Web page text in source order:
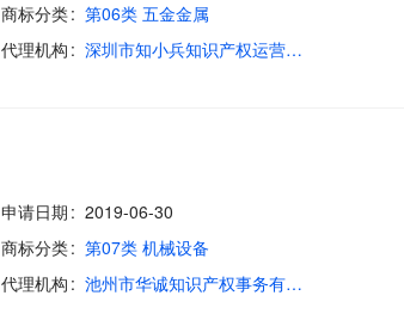
商标分类
第06类 五金金属
代理机构 深圳市知小兵知识产权运营管理有限公司
申请日期
2019-06-30
商标分类
第07类 机械设备
代理机构 池州市华诚知识产权事务有限公司